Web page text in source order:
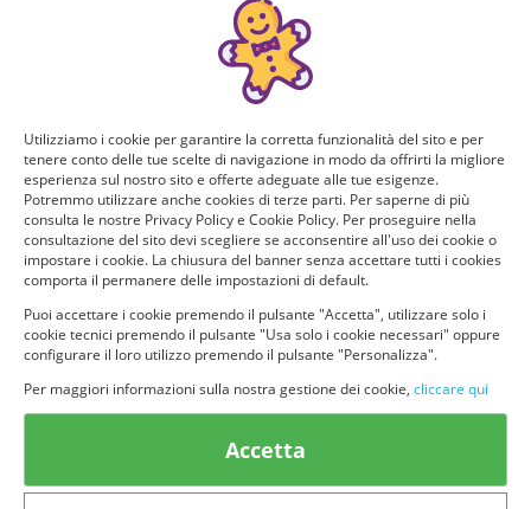
© provaprodottigratis.it 2023 | All Rights Reserved.
Categorie in evidenza
Bellezza
Alimenti e bevande
Utilizziamo i cookie per garantire la corretta funzionalità del sito e per
tenere conto delle tue scelte di navigazione in modo da offrirti la migliore
esperienza sul nostro sito e offerte adeguate alle tue esigenze.
Potremmo utilizzare anche cookies di terze parti. Per saperne di più
consulta le nostre Privacy Policy e Cookie Policy. Per proseguire nella
consultazione del sito devi scegliere se acconsentire all'uso dei cookie o
impostare i cookie. La chiusura del banner senza accettare tutti i cookies
comporta il permanere delle impostazioni di default.
Puoi accettare i cookie premendo il pulsante "Accetta", utilizzare solo i
cookie tecnici premendo il pulsante "Usa solo i cookie necessari" oppure
configurare il loro utilizzo premendo il pulsante "Personalizza".
Per maggiori informazioni sulla nostra gestione dei cookie, cliccare qui
Accetta